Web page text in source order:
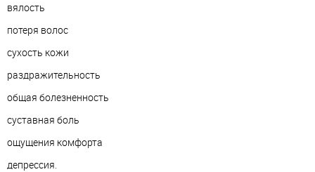
вялость
потеря волос
сухость кожи
раздражительность
общая болезненность
суставная боль
ощущения комфорта
депрессия.